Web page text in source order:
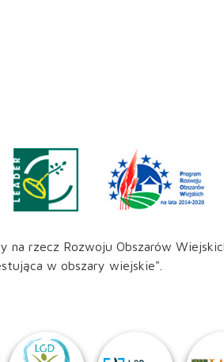
na rzecz Rozwoju Obszarów
w obszary wiejskie".